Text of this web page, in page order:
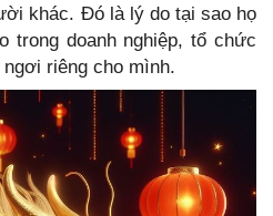
khác. Đó là lý do tại sao họ
doanh nghiệp, tổ chức
riêng cho mình.